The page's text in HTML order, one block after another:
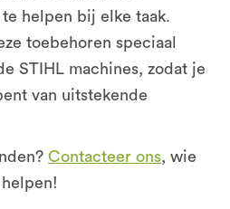
helpen bij elke taak.
toebehoren speciaal
STIHL machines, zodat je
van uitstekende
Contacteer ons, wie